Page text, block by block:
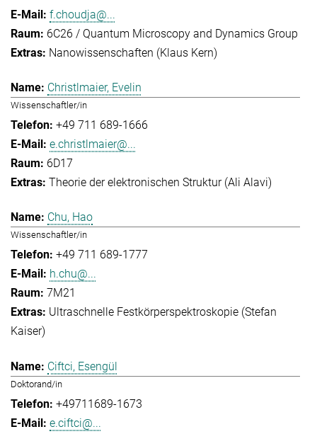
f.choudja@...
6C26 / Quantum Microscopy and Dynamics Group
Nanowissenschaften (Klaus Kern)
Christlmaier, Evelin
Wissenschaftler/in
+49 711 689-1666
e.christlmaier@...
6D17
Theorie der elektronischen Struktur (Ali Alavi)
Chu, Hao
Wissenschaftler/in
+49 711 689-1777
h.chu@...
7M21
Ultraschnelle Festkörperspektroskopie (Stefan
Kaiser)
Ciftci, Esengül
Doktorand/in
+49711689-1673
e.ciftci@...